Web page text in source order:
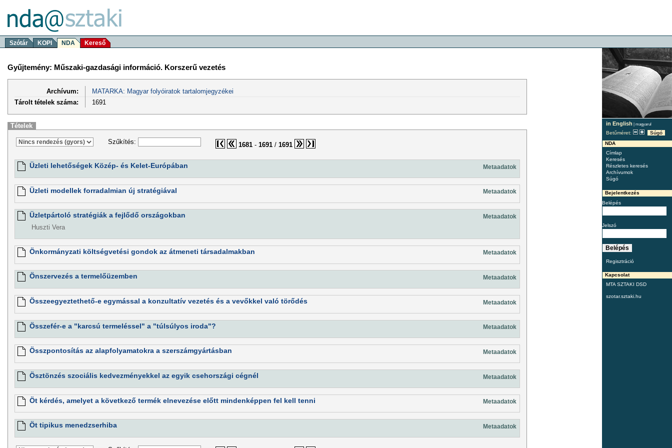
Szótár KOPI NDA Kereső
in English | magyarul
Betűméret:
Súgó
NDA
Címlap
Keresés
Részletes keresés
Archívumok
Súgó
Bejelentkezés
Belépés
Jelszó
Regisztráció
Kapcsolat
MTA SZTAKI DSD
szotar.sztaki.hu
Gyűjtemény: Műszaki-gazdasági információ. Korszerű vezetés
Archívum:
MATARKA: Magyar folyóiratok tartalomjegyzékei
Tárolt tételek száma:
1691
Tételek
Szűkítés: 1681- 1691/ 1691
Üzleti lehetőségek Közép- és Kelet-Európában Metaadatok
Üzleti modellek forradalmian új stratégiával Metaadatok
Üzletpártoló stratégiák a fejlődő országokban Metaadatok
Huszti Vera
Önkormányzati költségvetési gondok az átmeneti társadalmakban Metaadatok
Önszervezés a termelőüzemben Metaadatok
Összeegyeztethető-e egymással a konzultatív vezetés és a vevőkkel való törődés Metaadatok
Összefér-e a "karcsú termeléssel" a "túlsúlyos iroda"? Metaadatok
Összpontosítás az alapfolyamatokra a szerszámgyártásban Metaadatok
Ösztönzés szociális kedvezményekkel az egyik csehországi cégnél Metaadatok
Öt kérdés, amelyet a következő termék elnevezése előtt mindenképpen fel kell tenni Metaadatok
Öt tipikus menedzserhiba Metaadatok